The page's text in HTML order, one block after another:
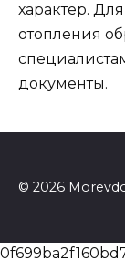
характер.
отопления
документы.
© 2026